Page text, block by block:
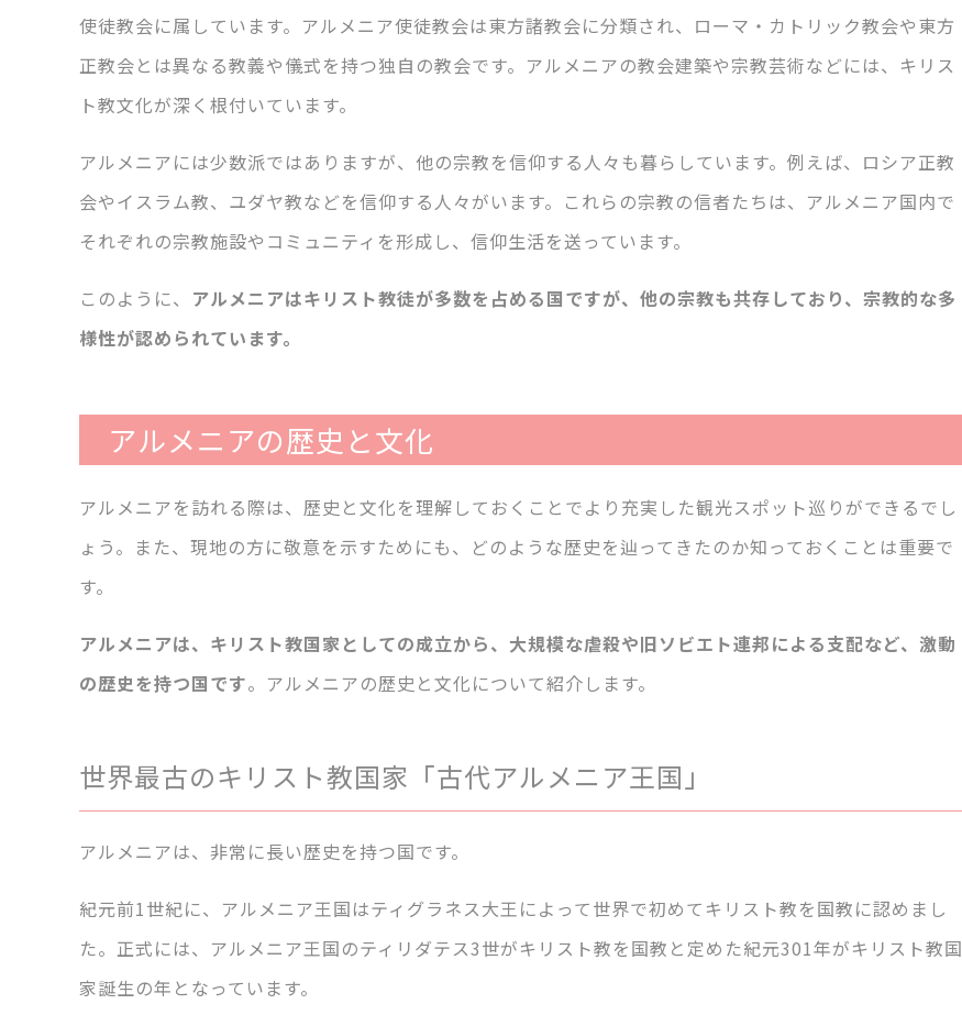
使徒教会に属しています。アルメニア使徒教会は東方諸教会に分類され、ローマ・カトリック教会や東方
正教会とは異なる教義や儀式を持つ独自の教会です。アルメニアの教会建築や宗教芸術などには、キリス
ト教文化が深く根付いています。
アルメニアには少数派ではありますが、他の宗教を信仰する人々も暮らしています。例えば、ロシア正教
会やイスラム教、ユダヤ教などを信仰する人々がいます。これらの宗教の信者たちは、アルメニア国内で
それぞれの宗教施設やコミュニティを形成し、信仰生活を送っています。
このように、 アルメニアはキリスト教徒が多数を占める国ですが、他の宗教も共存しており、宗教的な多
様性が認められています。
アルメニアの歴史と文化
アルメニアを訪れる際は、歴史と文化を理解しておくことでより充実した観光スポット巡りができるでし
ょう。また、現地の方に敬意を示すためにも、どのような歴史を辿ってきたのか知っておくことは重要で
す。
アルメニアは、キリスト教国家としての成立から、大規模な虐殺や旧ソビエト連邦による支配など、激動
の歴史を持つ国です。アルメニアの歴史と文化について紹介します。
世界最古のキリスト教国家「古代アルメニア王国」
アルメニアは、非常に長い歴史を持つ国です。
紀元前1世紀に、アルメニア王国はティグラネス大王によって世界で初めてキリスト教を国教に認めまし
た。正式には、アルメニア王国のティリダテス3世がキリスト教を国教と定めた紀元301年がキリスト教国
家誕生の年となっています。